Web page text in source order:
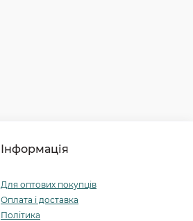
Інформація
Для оптових покупців
Оплата і доставка
Політика